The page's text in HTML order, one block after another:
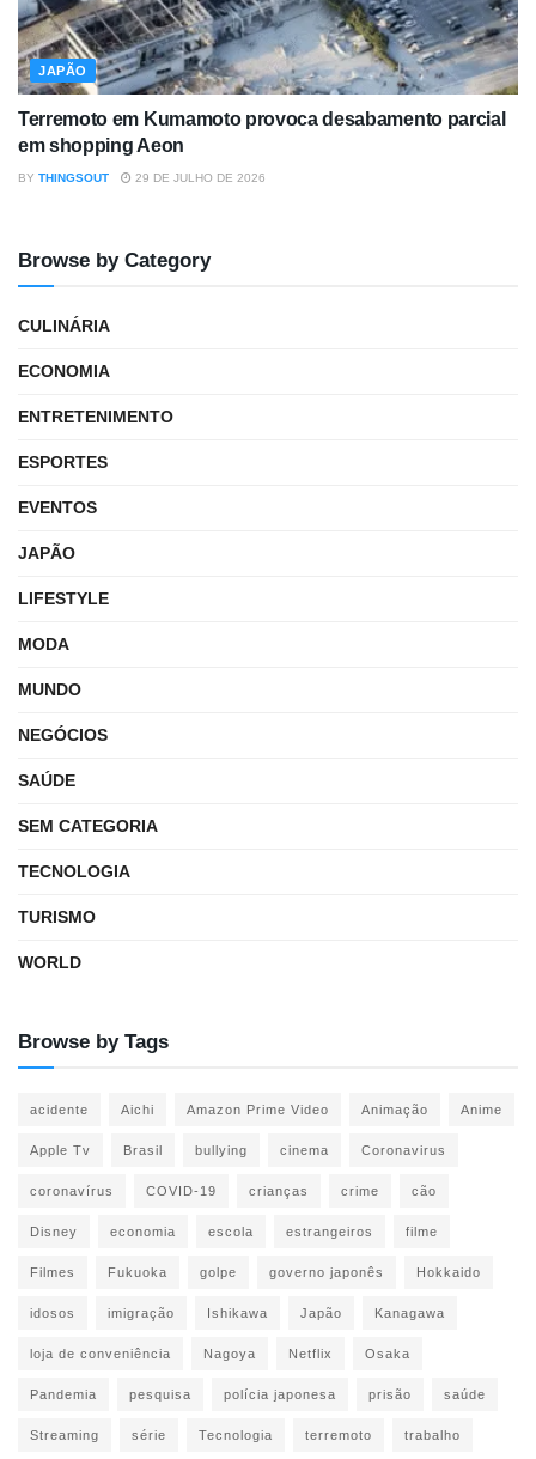
JAPÃO
Terremoto em Kumamoto provoca desabamento parcial
em shopping Aeon
BY THINGSOUT 29 DE JULHO DE 2026
Browse by Category
CULINÁRIA
ECONOMIA
ENTRETENIMENTO
ESPORTES
EVENTOS
JAPÃO
LIFESTYLE
MODA
MUNDO
NEGÓCIOS
SAÚDE
SEM CATEGORIA
TECNOLOGIA
TURISMO
WORLD
Browse by Tags
acidente Aichi Amazon Prime Video Animação Anime
Apple Tv Brasil bullying cinema Coronavirus
coronavírus COVID-19 crianças crime cão
Disney economia escola estrangeiros filme
Filmes Fukuoka golpe governo japonês Hokkaido
idosos imigração Ishikawa Japão Kanagawa
loja de conveniência Nagoya Netflix Osaka
Pandemia pesquisa polícia japonesa prisão saúde
Streaming série Tecnologia terremoto trabalho